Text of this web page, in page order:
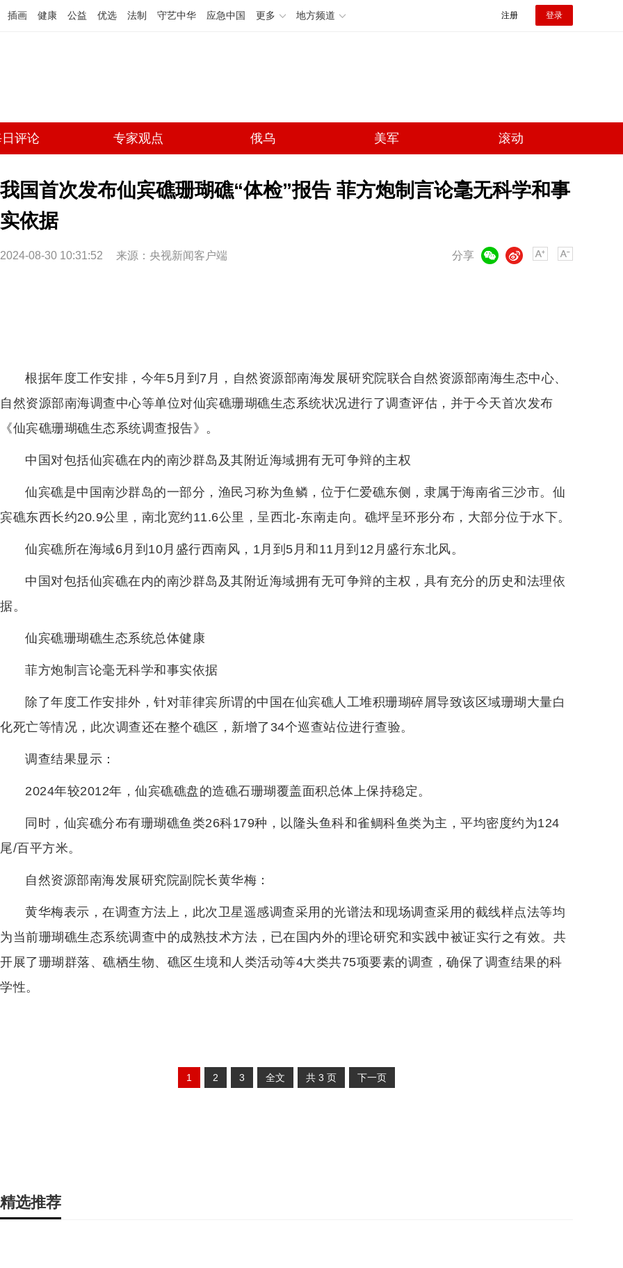
插画 健康 公益 优选 法制 守艺中华 应急中国 更多 地方频道 注册 登录
评论 专家观点 俄乌 美军 滚动
我国首次发布仙宾礁珊瑚礁“体检”报告 菲方炮制言论毫无科学和事
实依据
2024-08-30 10:31:52 来源：央视新闻客户端 分享
微博
根据年度工作安排，今年5月到7月，自然资源部南海发展研究院联合自然资源部南海生态中心、
自然资源部南海调查中心等单位对仙宾礁珊瑚礁生态系统状况进行了调查评估，并于今天首次发布
《仙宾礁珊瑚礁生态系统调查报告》。
中国对包括仙宾礁在内的南沙群岛及其附近海域拥有无可争辩的主权
仙宾礁是中国南沙群岛的一部分，渔民习称为鱼鳞，位于仁爱礁东侧，隶属于海南省三沙市。仙
宾礁东西长约20.9公里，南北宽约11.6公里，呈西北-东南走向。礁坪呈环形分布，大部分位于水下。
仙宾礁所在海域6月到10月盛行西南风，1月到5月和11月到12月盛行东北风。
中国对包括仙宾礁在内的南沙群岛及其附近海域拥有无可争辩的主权，具有充分的历史和法理依
据。
仙宾礁珊瑚礁生态系统总体健康
菲方炮制言论毫无科学和事实依据
除了年度工作安排外，针对菲律宾所谓的中国在仙宾礁人工堆积珊瑚碎屑导致该区域珊瑚大量白
化死亡等情况，此次调查还在整个礁区，新增了34个巡查站位进行查验。
调查结果显示：
2024年较2012年，仙宾礁礁盘的造礁石珊瑚覆盖面积总体上保持稳定。
同时，仙宾礁分布有珊瑚礁鱼类26科179种，以隆头鱼科和雀鲷科鱼类为主，平均密度约为124
尾/百平方米。
自然资源部南海发展研究院副院长黄华梅：
黄华梅表示，在调查方法上，此次卫星遥感调查采用的光谱法和现场调查采用的截线样点法等均
为当前珊瑚礁生态系统调查中的成熟技术方法，已在国内外的理论研究和实践中被证实行之有效。共
开展了珊瑚群落、礁栖生物、礁区生境和人类活动等4大类共75项要素的调查，确保了调查结果的科
学性。
1 2 3 全文 共 3 页 下一页
精选推荐